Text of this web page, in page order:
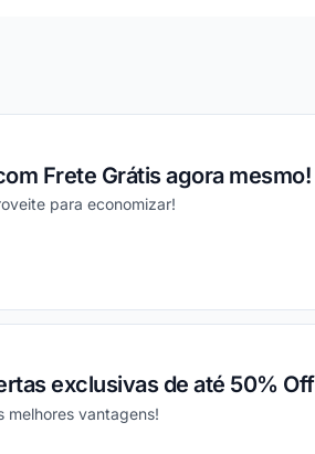
Frete Grátis agora mesmo!
para economizar!
exclusivas de até 50%
melhores vantagens!